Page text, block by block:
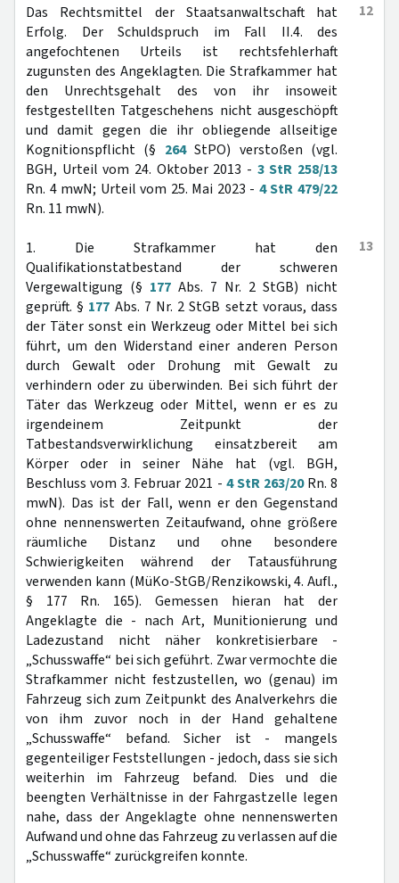
12
Das Rechtsmittel der Staatsanwaltschaft hat
Erfolg. Der Schuldspruch im Fall II.4. des
angefochtenen Urteils ist rechtsfehlerhaft
zugunsten des Angeklagten. Die Strafkammer hat
den Unrechtsgehalt des von ihr insoweit
festgestellten Tatgeschehens nicht ausgeschöpft
und damit gegen die ihr obliegende allseitige
Kognitionspflicht (§ 264StPO) verstoßen (vgl.
BGH, Urteil vom 24. Oktober 2013 - 3 StR 258/13
Rn. 4 mwN; Urteil vom 25. Mai 2023 - 4 StR 479/22
Rn. 11 mwN).
13
1. Die Strafkammer hat den
Qualifikationstatbestand der schweren
Vergewaltigung (§ 177 Abs. 7 Nr. 2 StGB) nicht
geprüft. § 177 Abs. 7 Nr. 2 StGB setzt voraus, dass
der Täter sonst ein Werkzeug oder Mittel bei sich
führt, um den Widerstand einer anderen Person
durch Gewalt oder Drohung mit Gewalt zu
verhindern oder zu überwinden. Bei sich führt der
Täter das Werkzeug oder Mittel, wenn er es zu
irgendeinem Zeitpunkt der
Tatbestandsverwirklichung einsatzbereit am
Körper oder in seiner Nähe hat (vgl. BGH,
Beschluss vom 3. Februar 2021 - 4 StR 263/20Rn. 8
mwN). Das ist der Fall, wenn er den Gegenstand
ohne nennenswerten Zeitaufwand, ohne größere
räumliche Distanz und ohne besondere
Schwierigkeiten während der Tatausführung
verwenden kann (MüKo-StGB/Renzikowski, 4. Aufl.,
§ 177 Rn. 165). Gemessen hieran hat der
Angeklagte die - nach Art, Munitionierung und
Ladezustand nicht näher konkretisierbare -
„Schusswaffe“ bei sich geführt. Zwar vermochte die
Strafkammer nicht festzustellen, wo (genau) im
Fahrzeug sich zum Zeitpunkt des Analverkehrs die
von ihm zuvor noch in der Hand gehaltene
„Schusswaffe“ befand. Sicher ist - mangels
gegenteiliger Feststellungen - jedoch, dass sie sich
weiterhin im Fahrzeug befand. Dies und die
beengten Verhältnisse in der Fahrgastzelle legen
nahe, dass der Angeklagte ohne nennenswerten
Aufwand und ohne das Fahrzeug zu verlassen auf die
„Schusswaffe“ zurückgreifen konnte.